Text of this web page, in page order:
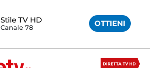
Stile TV HD
Canale 78 OTTIENI